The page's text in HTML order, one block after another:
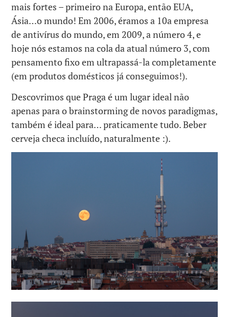
mais fortes – primeiro na Europa, então EUA,
Ásia…o mundo! Em 2006, éramos a 10a empresa
de antivírus do mundo, em 2009, a número 4, e
hoje nós estamos na cola da atual número 3, com
pensamento fixo em ultrapassá-la completamente
(em produtos domésticos já conseguimos!).
Descovrimos que Praga é um lugar ideal não
apenas para o brainstorming de novos paradigmas,
também é ideal para… praticamente tudo. Beber
cerveja checa incluído, naturalmente :).